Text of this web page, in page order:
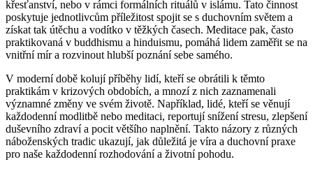
křesťanství, nebo v rámci formálních rituálů v islámu. Tato činnost
poskytuje jednotlivcům příležitost spojit se s duchovním světem a
získat tak útěchu a vodítko v těžkých časech. Meditace pak, často
praktikovaná v buddhismu a hinduismu, pomáhá lidem zaměřit se na
vnitřní mír a rozvinout hlubší poznání sebe samého.
V moderní době kolují příběhy lidí, kteří se obrátili k těmto
praktikám v krizových obdobích, a mnozí z nich zaznamenali
významné změny ve svém životě. Například, lidé, kteří se věnují
každodenní modlitbě nebo meditaci, reportují snížení stresu, zlepšení
duševního zdraví a pocit většího naplnění. Takto názory z různých
náboženských tradic ukazují, jak důležitá je víra a duchovní praxe
pro naše každodenní rozhodování a životní pohodu.